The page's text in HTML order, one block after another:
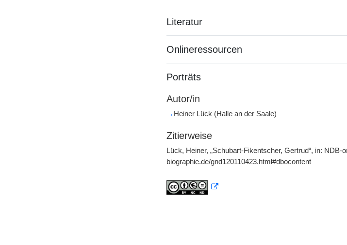
Literatur
Onlineressourcen
Porträts
Autor/in
→ Heiner Lück (Halle an der Saale)
Zitierweise
Lück, Heiner, „Schubart-Fikentscher, Gertrud“, in:
biographie.de/gnd120110423.html#dbocontent